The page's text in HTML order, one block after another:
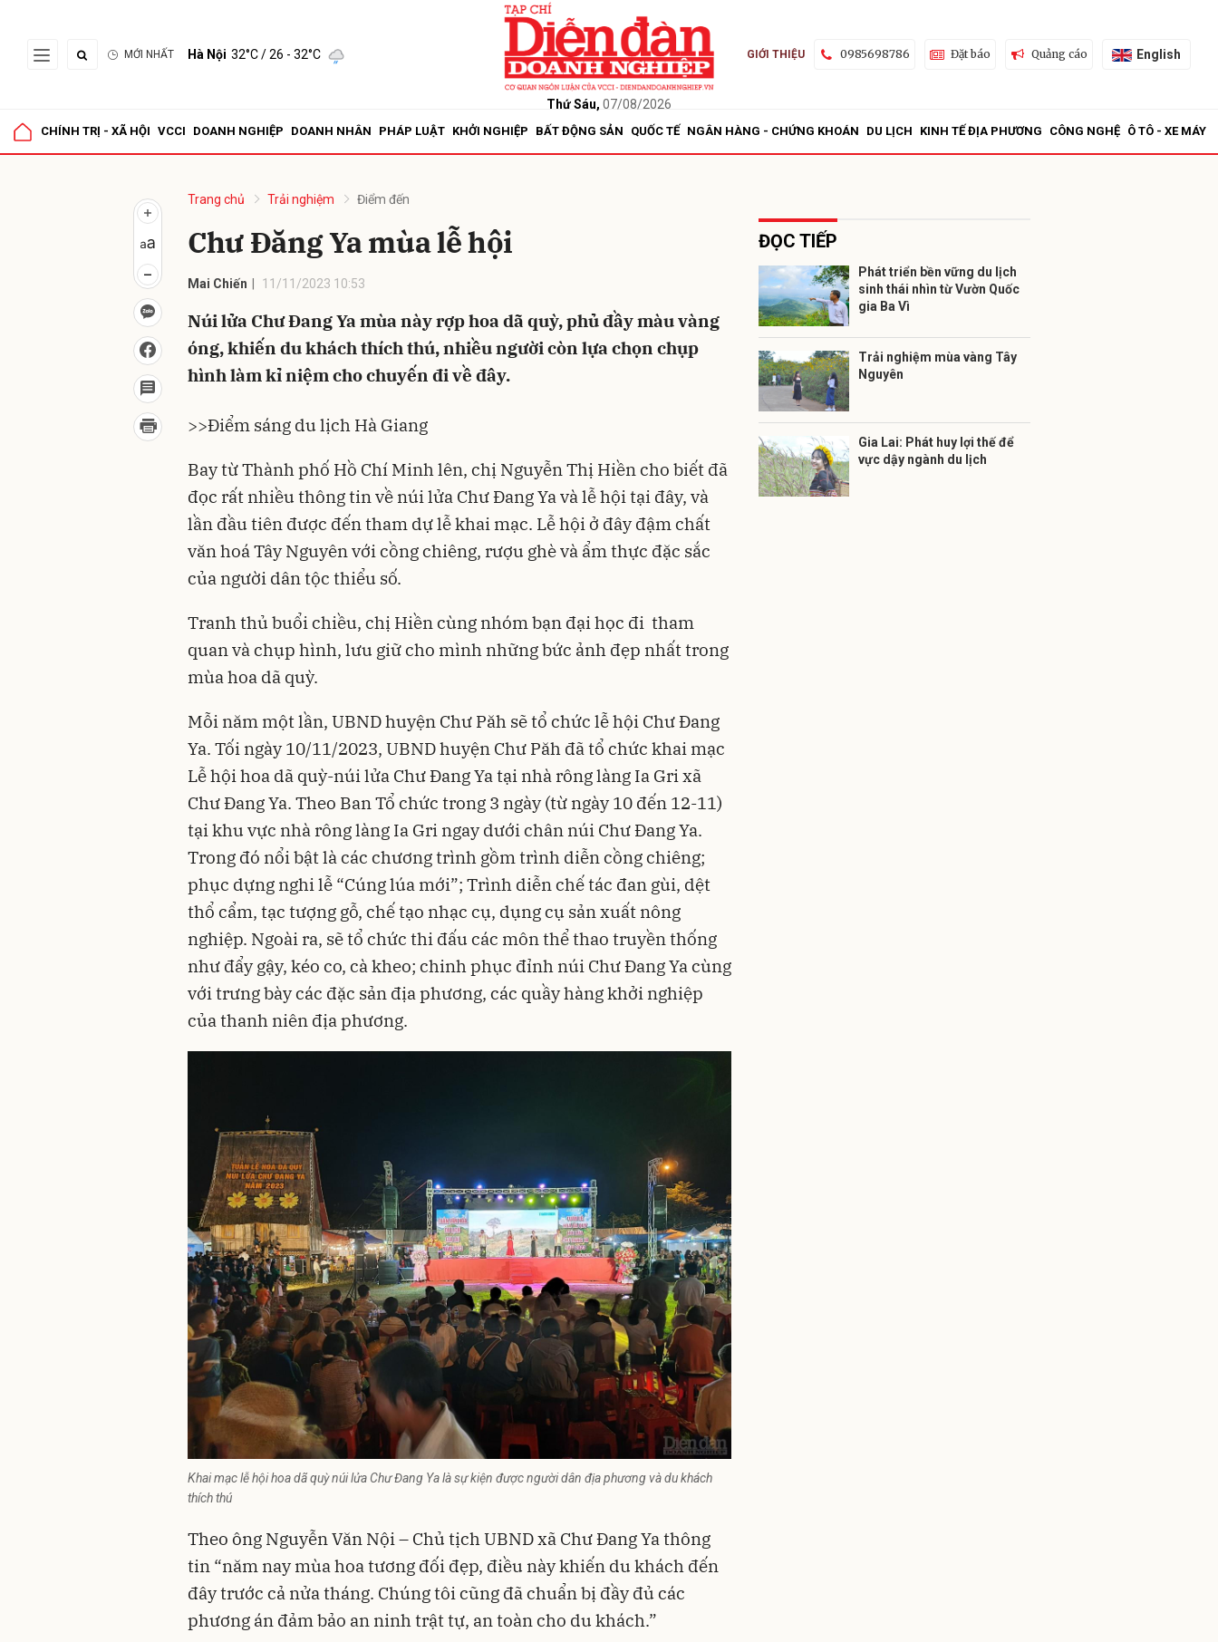
MỚI NHẤT Hà Nội 32°C/ 26 - 32°C
Thứ Sáu, 07/08/2026
GIỚI THIỆU 0985698786 Đặt báo Quảng cáo English
CHÍNH TRỊ - XÃ HỘI VCCI DOANH NGHIỆP DOANH NHÂN PHÁP LUẬT KHỞI NGHIỆP BẤT ĐỘNG SẢN QUỐC TẾ NGÂN HÀNG - CHỨNG KHOÁN DU LỊCH KINH TẾ ĐỊA PHƯƠNG CÔNG NGHỆ Ô TÔ - XE MÁY
Trang chủ Trải nghiệm Điểm đến
Chư Đăng Ya mùa lễ hội
Mai Chiến 11/11/2023 10:53
Núi lửa Chư Đang Ya mùa này rợp hoa dã quỳ, phủ đầy màu vàng
óng, khiến du khách thích thú, nhiều người còn lựa chọn chụp
hình làm kỉ niệm cho chuyến đi về đây.
>>Điểm sáng du lịch Hà Giang
Bay từ Thành phố Hồ Chí Minh lên, chị Nguyễn Thị Hiền cho biết đã
đọc rất nhiều thông tin về núi lửa Chư Đang Ya và lễ hội tại đây, và
lần đầu tiên được đến tham dự lễ khai mạc. Lễ hội ở đây đậm chất
văn hoá Tây Nguyên với cồng chiêng, rượu ghè và ẩm thực đặc sắc
của người dân tộc thiểu số.
Tranh thủ buổi chiều, chị Hiền cùng nhóm bạn đại học đi tham
quan và chụp hình, lưu giữ cho mình những bức ảnh đẹp nhất trong
mùa hoa dã quỳ.
Mỗi năm một lần, UBND huyện Chư Păh sẽ tổ chức lễ hội Chư Đang
Ya. Tối ngày 10/11/2023, UBND huyện Chư Păh đã tổ chức khai mạc
Lễ hội hoa dã quỳ-núi lửa Chư Đang Ya tại nhà rông làng Ia Gri xã
Chư Đang Ya. Theo Ban Tổ chức trong 3 ngày (từ ngày 10 đến 12-11)
tại khu vực nhà rông làng Ia Gri ngay dưới chân núi Chư Đang Ya.
Trong đó nổi bật là các chương trình gồm trình diễn cồng chiêng;
phục dựng nghi lễ “Cúng lúa mới”; Trình diễn chế tác đan gùi, dệt
thổ cẩm, tạc tượng gỗ, chế tạo nhạc cụ, dụng cụ sản xuất nông
nghiệp. Ngoài ra, sẽ tổ chức thi đấu các môn thể thao truyền thống
như đẩy gậy, kéo co, cà kheo; chinh phục đỉnh núi Chư Đang Ya cùng
với trưng bày các đặc sản địa phương, các quầy hàng khởi nghiệp
của thanh niên địa phương.
Khai mạc lễ hội hoa dã quỳ núi lửa Chư Đang Ya là sự kiện được người dân địa phương và du khách
thích thú
Theo ông Nguyễn Văn Nội – Chủ tịch UBND xã Chư Đang Ya thông
tin “năm nay mùa hoa tương đối đẹp, điều này khiến du khách đến
đây trước cả nửa tháng. Chúng tôi cũng đã chuẩn bị đầy đủ các
phương án đảm bảo an ninh trật tự, an toàn cho du khách.”
ĐỌC TIẾP
Phát triển bền vững du lịch
sinh thái nhìn từ Vườn Quốc
gia Ba Vì
Trải nghiệm mùa vàng Tây
Nguyên
Gia Lai: Phát huy lợi thế để
vực dậy ngành du lịch
Gửi